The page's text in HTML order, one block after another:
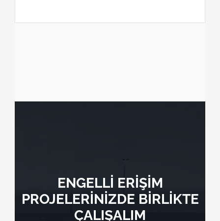
ENGELLİ ERİŞİM
PROJELERİNİZDE BİRLİKTE
ÇALIŞALIM